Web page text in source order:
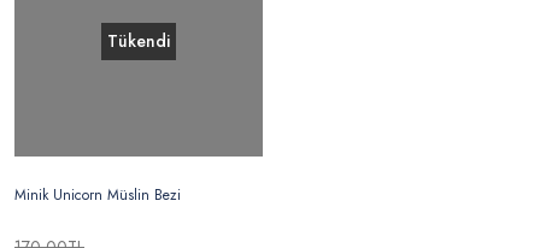
Tükendi
Minik Unicorn Müslin Bezi